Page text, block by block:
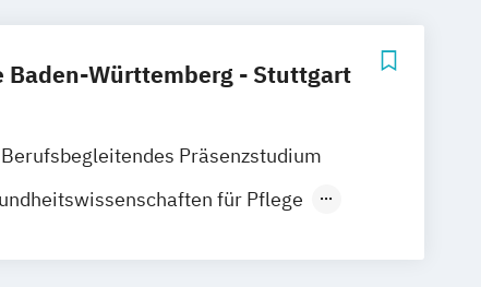
Baden-Württemberg - Stuttgart
Berufsbegleitendes Präsenzstudium
für Pflege